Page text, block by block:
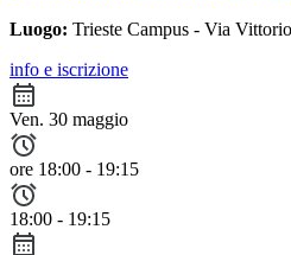
Luogo: Trieste Campus - Via
info e iscrizione
Ven. 30 maggio
ore 18:00 - 19:15
18:00 - 19:15